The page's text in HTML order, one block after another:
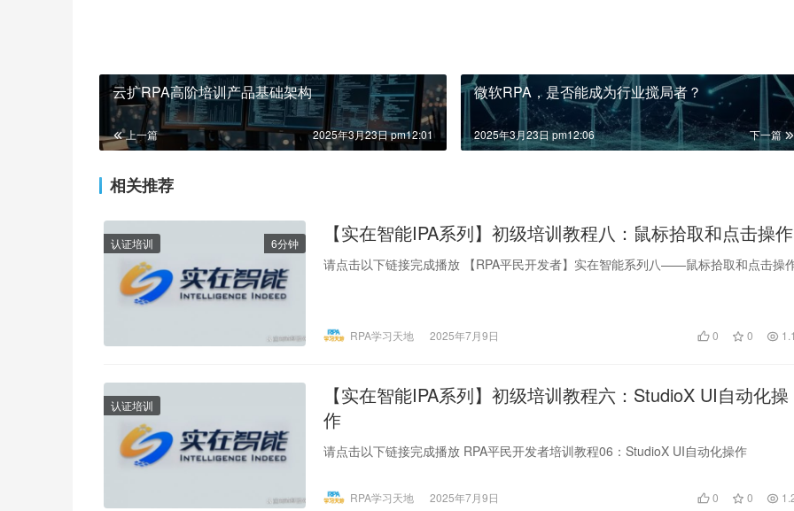
云扩RPA高阶培训产品基础架构
上一篇 2025年3月23日 pm12:01
微软RPA，是否能成为行业搅局者？
下一篇
2025年3月23日 pm12:06
相关推荐
认证培训 6分钟 【实在智能IPA系列】初级培训教程八：鼠标拾取和点击操作
请点击以下链接完成播放 【RPA平民开发者】实在智能系列八——鼠标拾取和点击操
RPA学习天地 2025年7月9日 0 0
认证培训
【实在智能IPA系列】初级培训教程六：StudioX UI自动化操
作
请点击以下链接完成播放 RPA平民开发者培训教程06：StudioX UI自动化操作
RPA学习天地 2025年7月9日 0 0